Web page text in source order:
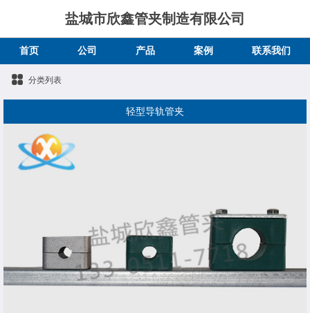
盐城市欣鑫管夹制造有限公司
首页 公司 产品 案例 联系我们
分类列表
轻型导轨管夹